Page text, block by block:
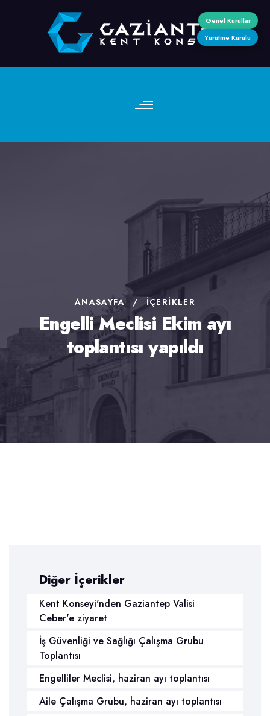
Genel Kurullar
Yürütme Kurulu
ANASAYFA / İÇERIKLER
Engelli Meclisi Ekim ayı
toplantısı yapıldı
Diğer İçerikler
Kent Konseyi'nden Gaziantep Valisi
Ceber'e ziyaret
İş Güvenliği ve Sağlığı Çalışma Grubu
Toplantısı
Engelliler Meclisi, haziran ayı toplantısı
Aile Çalışma Grubu, haziran ayı toplantısı